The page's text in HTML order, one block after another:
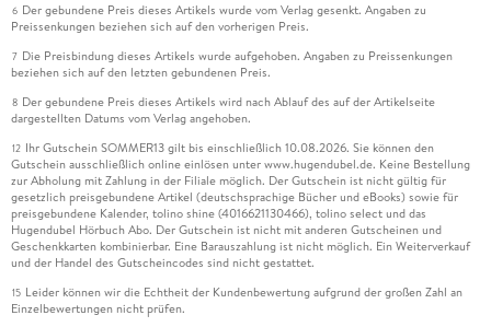
6 Der gebundene Preis dieses Artikels wurde vom Verlag gesenkt. Angaben zu
Preissenkungen beziehen sich auf den vorherigen Preis.
7 Die Preisbindung dieses Artikels wurde aufgehoben. Angaben zu Preissenkungen
beziehen sich auf den letzten gebundenen Preis.
8 Der gebundene Preis dieses Artikels wird nach Ablauf des auf der Artikelseite
dargestellten Datums vom Verlag angehoben.
12 Ihr Gutschein SOMMER13 gilt bis einschließlich 10.08.2026. Sie können den
Gutschein ausschließlich online einlösen unter www.hugendubel.de. Keine Bestellung
zur Abholung mit Zahlung in der Filiale möglich. Der Gutschein ist nicht gültig für
gesetzlich preisgebundene Artikel (deutschsprachige Bücher und eBooks) sowie für
preisgebundene Kalender, tolino shine (4016621130466), tolino select und das
Hugendubel Hörbuch Abo. Der Gutschein ist nicht mit anderen Gutscheinen und
Geschenkkarten kombinierbar. Eine Barauszahlung ist nicht möglich. Ein Weiterverkauf
und der Handel des Gutscheincodes sind nicht gestattet.
15 Leider können wir die Echtheit der Kundenbewertung aufgrund der großen Zahl an
Einzelbewertungen nicht prüfen.